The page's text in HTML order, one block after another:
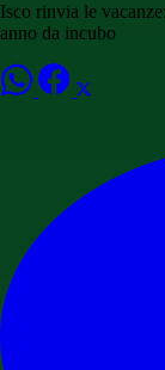
Isco rinvia le
anno da incubo